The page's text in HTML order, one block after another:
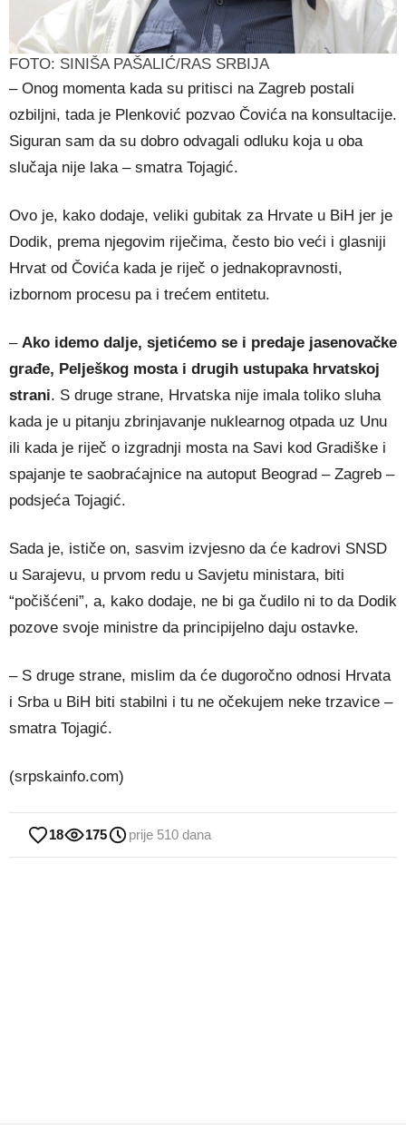
FOTO: SINIŠA PAŠALIĆ/RAS SRBIJA
– Onog momenta kada su pritisci na Zagreb postali
ozbiljni, tada je Plenković pozvao Čovića na konsultacije.
Siguran sam da su dobro odvagali odluku koja u oba
slučaja nije laka – smatra Tojagić.
Ovo je, kako dodaje, veliki gubitak za Hrvate u BiH jer je
Dodik, prema njegovim riječima, često bio veći i glasniji
Hrvat od Čovića kada je riječ o jednakopravnosti,
izbornom procesu pa i trećem entitetu.
– Ako idemo dalje, sjetićemo se i predaje jasenovačke
građe, Pelješkog mosta i drugih ustupaka hrvatskoj
strani. S druge strane, Hrvatska nije imala toliko sluha
kada je u pitanju zbrinjavanje nuklearnog otpada uz Unu
ili kada je riječ o izgradnji mosta na Savi kod Gradiške i
spajanje te saobraćajnice na autoput Beograd – Zagreb –
podsjeća Tojagić.
Sada je, ističe on, sasvim izvjesno da će kadrovi SNSD
u Sarajevu, u prvom redu u Savjetu ministara, biti
“počišćeni”, a, kako dodaje, ne bi ga čudilo ni to da Dodik
pozove svoje ministre da principijelno daju ostavke.
– S druge strane, mislim da će dugoročno odnosi Hrvata
i Srba u BiH biti stabilni i tu ne očekujem neke trzavice –
smatra Tojagić.
(srpskainfo.com)
18 175 prije 510 dana